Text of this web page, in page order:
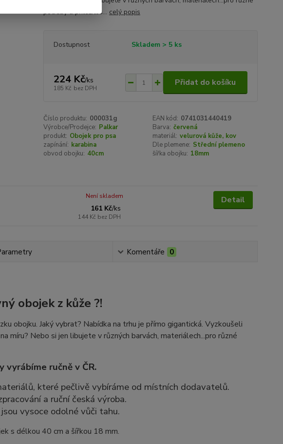
potřeby a příležitos... celý popis
Dostupnost Skladem > 5 ks
224 Kč/ks
185 Kč bez DPH
Přidat do košíku
Číslo produktu: 000031g EAN kód: 0741031440419
Výrobce/Prodejce: Palkar Barva: červená
produkt: Obojek pro psa materiál: velurová kůže, kov
zapínání: karabina Dle plemene: Střední plemeno
obvod obojku: 40cm šířka obojku: 18mm
161 Kč/ks
144 Kč bez DPH
Není skladem Detail
Komentáře 0
obojek z kůže ?!
obojku. Jaký vybrat? Nabídka na trhu je přímo gigantická. Vyzkoušeli
Nebo si jen libujete v různých barvách, materiálech...pro různé
vyrábíme ručně v ČR.
které pečlivě vybíráme od místních dodavatelů.
a ruční česká výroba.
vysoce odolné vůči tahu.
s délkou 40 cm a šířkou 18 mm.